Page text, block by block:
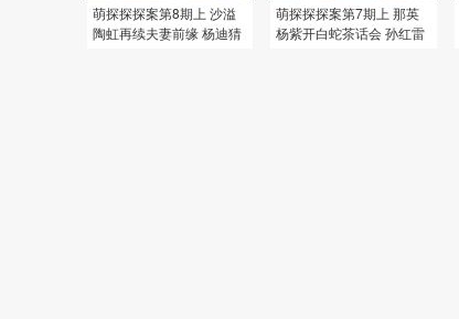
萌探探探案第8期上 沙溢
陶虹再续夫妻前缘 杨迪猜
萌探探探案第7期上 那英
杨紫开白蛇茶话会 孙红雷